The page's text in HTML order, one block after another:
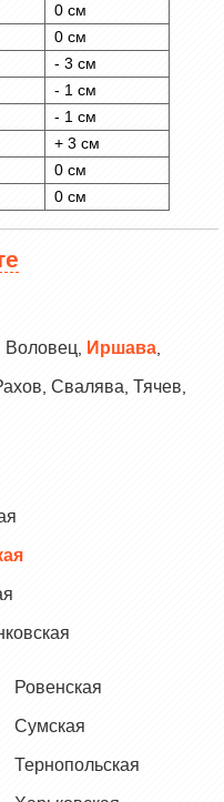
0 см
0 см
- 3 см
- 1 см
- 1 см
+ 3 см
0 см
0 см
Воловец Иршава
Свалява Тячев
Ровенская
Сумская
Тернопольская